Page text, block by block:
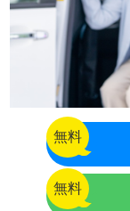
無料
無料